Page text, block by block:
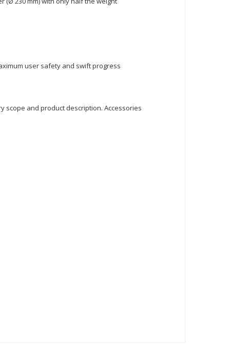
user safety and swift progress
scope and product description. Accessories